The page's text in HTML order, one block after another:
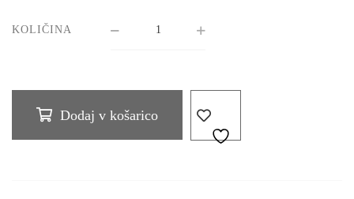
KOLIČINA
Dodaj v košarico